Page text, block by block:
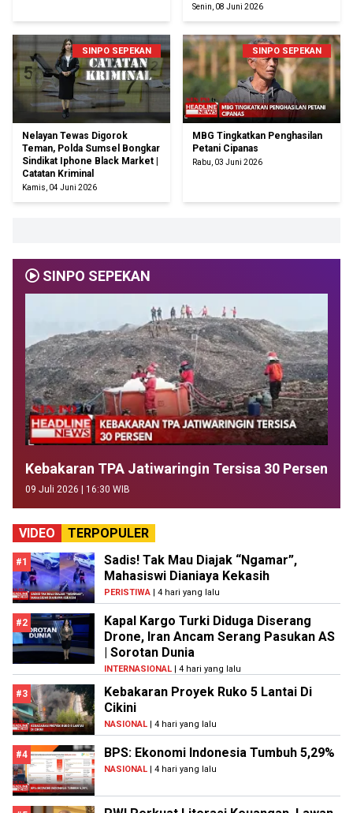
Senin, 08 Juni 2026
SINPO SEPEKAN
Nelayan Tewas Digorok
Teman, Polda Sumsel Bongkar
Sindikat Iphone Black Market |
Catatan Kriminal
Kamis, 04 Juni 2026
SINPO SEPEKAN
MBG Tingkatkan Penghasilan
Petani Cipanas
Rabu, 03 Juni 2026
SINPO SEPEKAN
Kebakaran TPA Jatiwaringin Tersisa 30 Persen
09 Juli 2026 | 16:30 WIB
VIDEO TERPOPULER
#1
Sadis! Tak Mau Diajak “Ngamar”,
Mahasiswi Dianiaya Kekasih
PERISTIWA | 4 hari yang lalu
#2
Kapal Kargo Turki Diduga Diserang
Drone, Iran Ancam Serang Pasukan AS
| Sorotan Dunia
INTERNASIONAL | 4 hari yang lalu
#3
Kebakaran Proyek Ruko 5 Lantai Di
Cikini
NASIONAL | 4 hari yang lalu
#4 BPS: Ekonomi Indonesia Tumbuh 5,29%
NASIONAL | 4 hari yang lalu